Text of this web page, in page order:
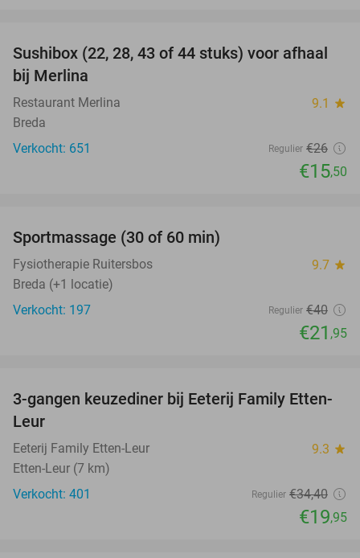
40%
Sushibox (22, 28, 43 of 44 stuks) voor afhaal
bij Merlina
Restaurant Merlina 9.1 star
Breda
Verkocht: 651
Regulier €26
€15,50
Sportmassage (30 of 60 min)
Fysiotherapie Ruitersbos 9.7 star
Breda (+1 locatie)
Verkocht: 197
Regulier €40
€21 ,95
42%
3-gangen keuzediner bij Eeterij Family Etten-
Leur
Eeterij Family Etten-Leur 9.3 star
Etten-Leur (7 km)
Verkocht: 401
Regulier €34,40
€19,95